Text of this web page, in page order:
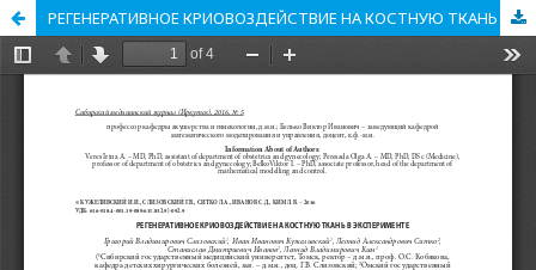
РЕГЕНЕРАТИВНОЕ КРИОВОЗДЕЙСТВИЕ НА КОСТНУЮ ТКАНЬ В ЭКСПЕРИМЕНТЕ